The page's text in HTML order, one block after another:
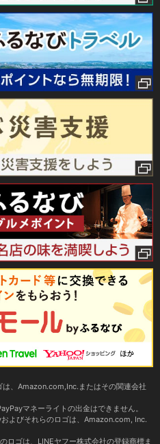
、Amazon.com,Inc.またはその関連会社
マネーライトの出金はできません。
よびそれらのロゴは、Amazon.com, Inc.
ロゴは、LINEヤフー株式会社の登録商標ま